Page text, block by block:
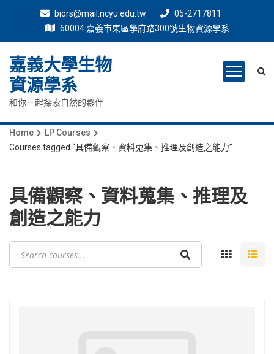
biors@mail.ncyu.edu.tw
05-2717811
60004 嘉義市東區學府路300號生物資源學系
嘉義大學生物
資源學系
和你一起探索自然的夥伴
Home
LP Courses
Courses tagged “具備觀察、資料蒐集、推理及創造之能力”
具備觀察、資料蒐集、推理及
創造之能力